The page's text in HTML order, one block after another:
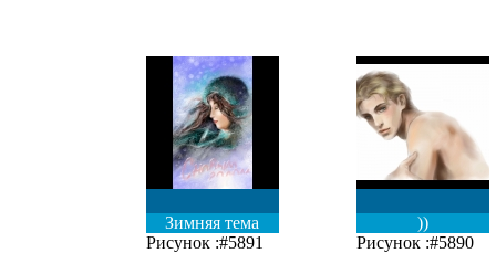
Зимняя тема
Рисунок :#5891
))
Рисунок :#5890